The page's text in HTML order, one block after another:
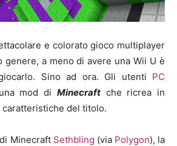
e colorato gioco multiplayer
genere, a meno di avere una Wii U è
Sino ad ora. Gli utenti PC
mod di Minecraftche ricrea in
del titolo.
Minecraft Sethbling (via Polygon), la